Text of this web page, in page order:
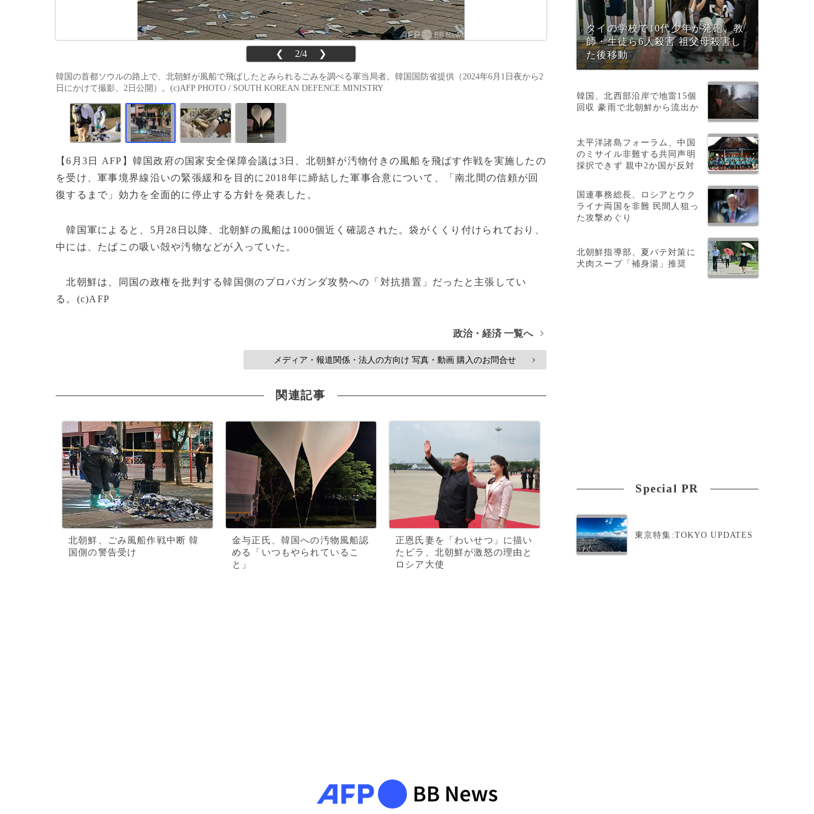
❮ 2/4 ❯
韓国の首都ソウルの路上で、北朝鮮が風船で飛ばしたとみられるごみを調べる軍当局者。韓国国防省提供（2024年6月1日夜から2
日にかけて撮影、2日公開）。(c)AFP PHOTO / SOUTH KOREAN DEFENCE MINISTRY
【6月3日 AFP】韓国政府の国家安全保障会議は3日、北朝鮮が汚物付きの風船を飛ばす作戦を実施したの
を受け、軍事境界線沿いの緊張緩和を目的に2018年に締結した軍事合意について、「南北間の信頼が回
復するまで」効力を全面的に停止する方針を発表した。
韓国軍によると、5月28日以降、北朝鮮の風船は1000個近く確認された。袋がくくり付けられており、
中には、たばこの吸い殻や汚物などが入っていた。
北朝鮮は、同国の政権を批判する韓国側のプロパガンダ攻勢への「対抗措置」だったと主張してい
る。(c)AFP
政治・経済 一覧へ >
メディア・報道関係・法人の方向け 写真・動画 購入のお問合せ >
関連記事
北朝鮮、ごみ風船作戦中断 韓
国側の警告受け
金与正氏、韓国への汚物風船認
める「いつもやられているこ
と」
正恩氏妻を「わいせつ」に描い
たビラ、北朝鮮が激怒の理由と
ロシア大使
タイの学校で10代少年が発砲、教
師・生徒ら6人殺害 祖父母殺害し
た後移動
韓国、北西部沿岸で地雷15個
回収 豪雨で北朝鮮から流出か
太平洋諸島フォーラム、中国
のミサイル非難する共同声明
採択できず 親中2か国が反対
国連事務総長、ロシアとウク
ライナ両国を非難 民間人狙っ
た攻撃めぐり
北朝鮮指導部、夏バテ対策に
犬肉スープ「補身湯」推奨
Special PR
東京特集:TOKYO UPDATES